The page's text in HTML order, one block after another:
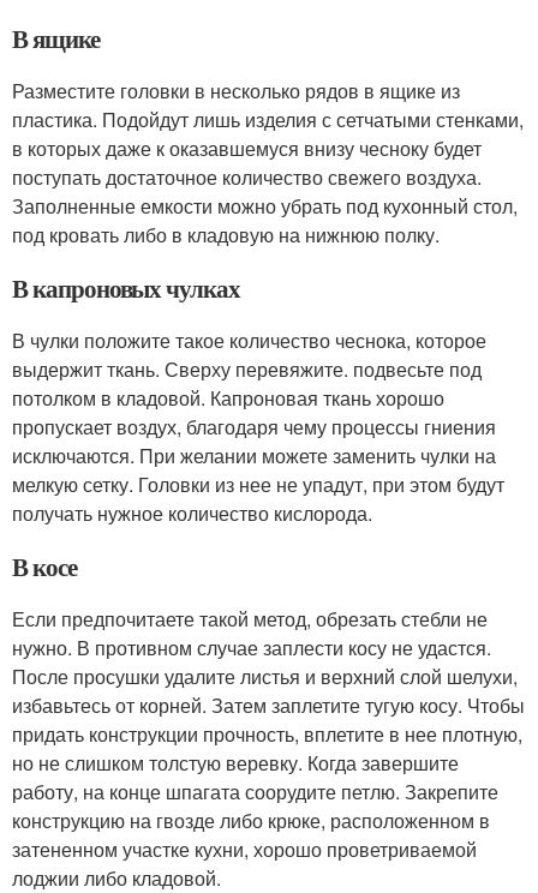
В ящике
Разместите головки в несколько рядов в ящике из
пластика. Подойдут лишь изделия с сетчатыми стенками,
в которых даже к оказавшемуся внизу чесноку будет
поступать достаточное количество свежего воздуха.
Заполненные емкости можно убрать под кухонный стол,
под кровать либо в кладовую на нижнюю полку.
В капроновых чулках
В чулки положите такое количество чеснока, которое
выдержит ткань. Сверху перевяжите. подвесьте под
потолком в кладовой. Капроновая ткань хорошо
пропускает воздух, благодаря чему процессы гниения
исключаются. При желании можете заменить чулки на
мелкую сетку. Головки из нее не упадут, при этом будут
получать нужное количество кислорода.
В косе
Если предпочитаете такой метод, обрезать стебли не
нужно. В противном случае заплести косу не удастся.
После просушки удалите листья и верхний слой шелухи,
избавьтесь от корней. Затем заплетите тугую косу. Чтобы
придать конструкции прочность, вплетите в нее плотную,
но не слишком толстую веревку. Когда завершите
работу, на конце шпагата соорудите петлю. Закрепите
конструкцию на гвозде либо крюке, расположенном в
затененном участке кухни, хорошо проветриваемой
лоджии либо кладовой.